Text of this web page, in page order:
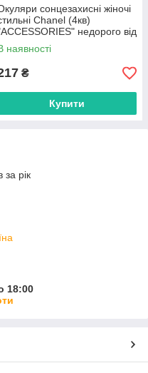
сонцезахисні жіночі
Chanel (4кв)
недорого від
постачальника
наявності
₴
Купити
за рік
18:00